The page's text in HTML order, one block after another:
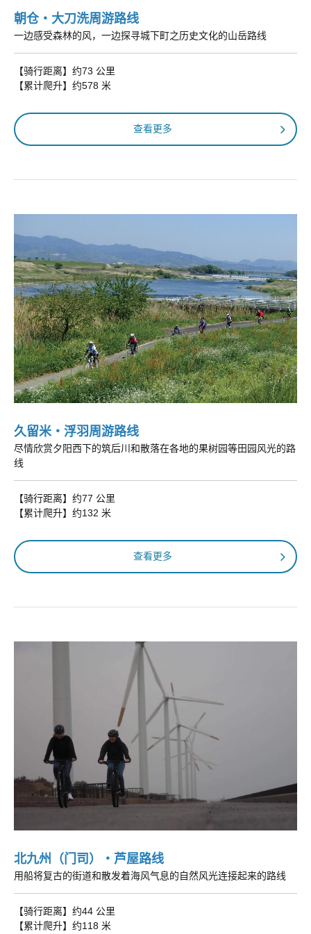
朝仓・大刀洗周游路线
一边感受森林的风，一边探寻城下町之历史文化的山岳路线
【骑行距离】约73 公里
【累计爬升】约578 米
查看更多
久留米・浮羽周游路线
尽情欣赏夕阳西下的筑后川和散落在各地的果树园等田园风光的路
线
【骑行距离】约77 公里
【累计爬升】约132 米
查看更多
北九州（门司）・芦屋路线
用船将复古的街道和散发着海风气息的自然风光连接起来的路线​
【骑行距离】约44 公里
【累计爬升】约118 米